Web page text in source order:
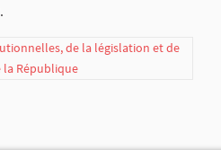
de la législation et de
la République